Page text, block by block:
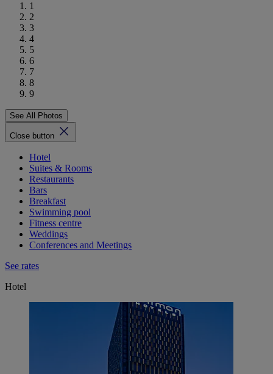
1
2
3
4
5
6
7
8
9
See All Photos
Close button
Hotel
Suites & Rooms
Restaurants
Bars
Breakfast
Swimming pool
Fitness centre
Weddings
Conferences and Meetings
See rates
Hotel